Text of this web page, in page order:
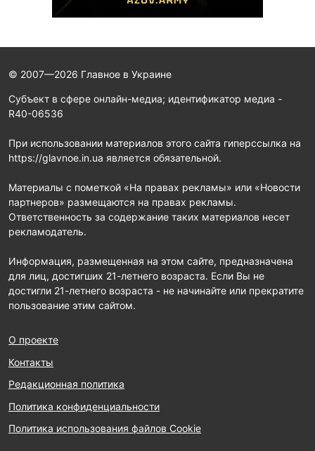
© 2007—2026 Главное в Украине
Субъект в сфере онлайн-медиа; идентификатор медиа -
R40-06536
При использовании материалов этого сайта гиперссылка на
https://glavnoe.in.ua является обязательной.
Материалы с пометкой «На правах рекламы» или «Новости
партнеров» размещаются на правах рекламы.
Ответственность за содержание таких материалов несет
рекламодатель.
Информация, размещенная на этом сайте, предназначена
для лиц, достигших 21-летнего возраста. Если Вы не
достигли 21-летнего возраста - не начинайте или прекратите
пользование этим сайтом.
О проекте
Контакты
Редакционная политика
Политика конфиденциальности
Политика использования файлов Cookie